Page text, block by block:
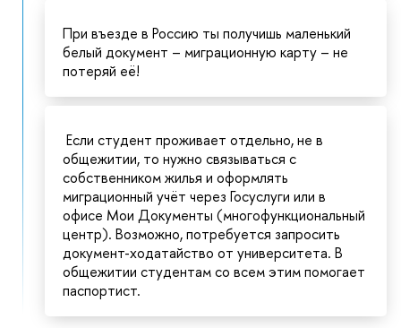
При въезде в Россию ты получишь маленький
белый документ – миграционную карту – не
потеряй её!
Если студент проживает отдельно, не в
общежитии, то нужно связываться с
собственником жилья и оформлять
миграционный учёт через Госуслуги или в
офисе Мои Документы (многофункциональный
центр). Возможно, потребуется запросить
документ-ходатайство от университета. В
общежитии студентам со всем этим помогает
паспортист.